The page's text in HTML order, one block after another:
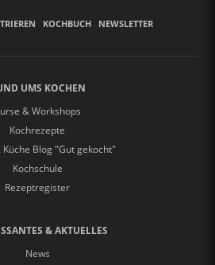
KOCHBUCH NEWSLETTER
UMS KOCHEN
& Workshops
Kochrezepte
Küche Blog "Gut gekocht"
Kochschule
Rezeptregister
& AKTUELLES
News